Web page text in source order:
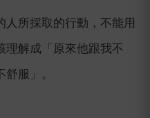
人所採取的行動，不能用
理解成「原來他跟我不
服」。